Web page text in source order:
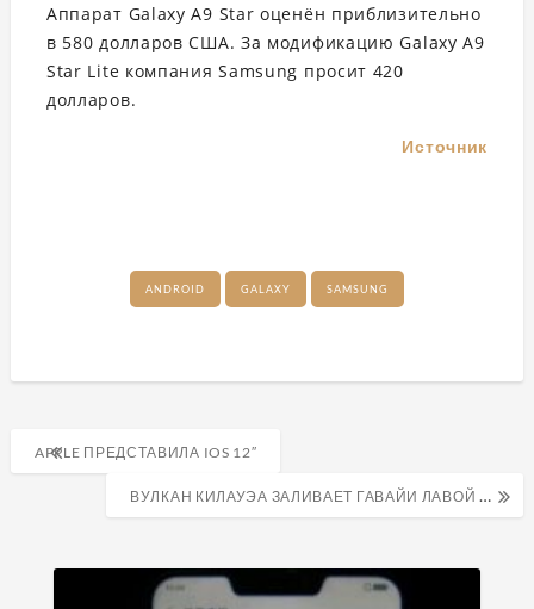
Аппарат Galaxy A9 Star оценён приблизительно
в 580 долларов США. За модификацию Galaxy A9
Star Lite компания Samsung просит 420
долларов.
Источник
ANDROID GALAXY SAMSUNG
Навигация
по
записям
APPLE ПРЕДСТАВИЛА IOS 12″
ВУЛКАН КИЛАУЭА ЗАЛИВАЕТ ГАВАЙИ ЛАВОЙ И КРУШИТ ЖИЛЫЕ ДОМА